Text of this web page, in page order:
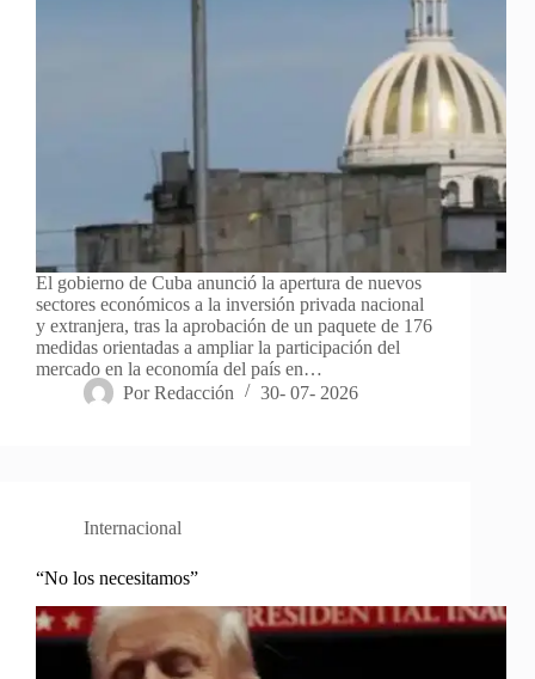
El gobierno de Cuba anunció la apertura de nuevos
sectores económicos a la inversión privada nacional
y extranjera, tras la aprobación de un paquete de 176
medidas orientadas a ampliar la participación del
mercado en la economía del país en…
Por Redacción 30- 07- 2026
Internacional
“No los necesitamos”